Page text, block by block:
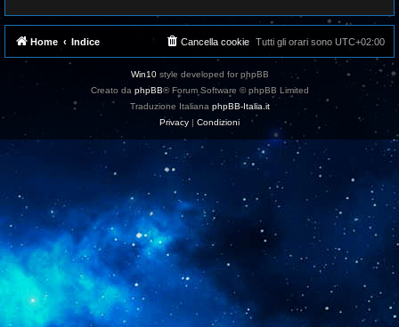
Home Indice Tutti gli orari sono UTC+02:00
Cancella cookie
Win10style developed for phpBB
Creato da phpBB® Forum Software © phpBB Limited
Traduzione Italiana phpBB-Italia.it
Privacy | Condizioni